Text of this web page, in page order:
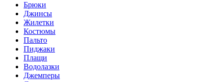
Брюки
Джинсы
Жилетки
Костюмы
Пальто
Пиджаки
Плащи
Водолазки
Джемперы